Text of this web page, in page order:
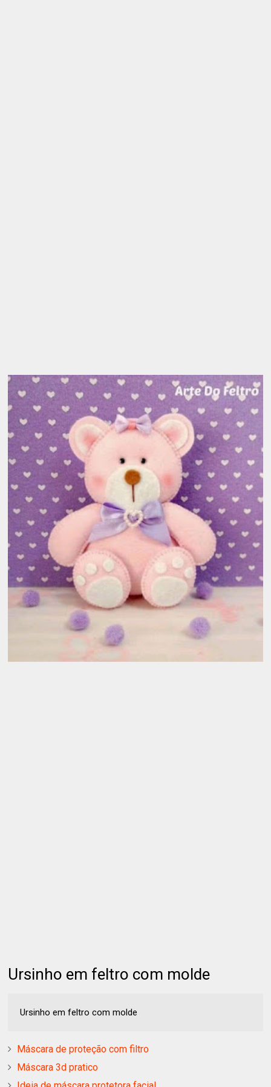
Ursinho em feltro com molde
Ursinho em feltro com molde
Máscara de proteção com filtro
Máscara 3d pratico